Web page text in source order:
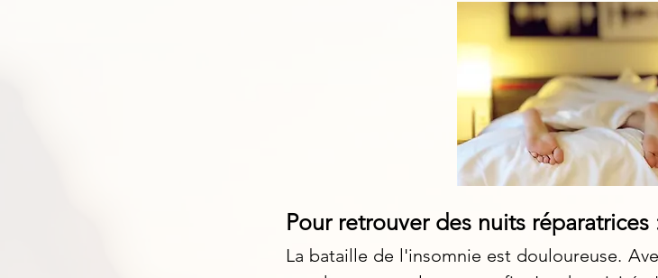
Pour retrouver des nuits réparatrices
La bataille de l'insomnie est douloureuse.